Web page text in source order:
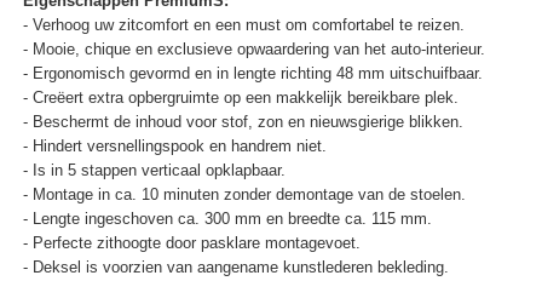
- Verhoog uw zitcomfort en een must om comfortabel te reizen.
- Mooie, chique en exclusieve opwaardering van het auto-interieur.
- Ergonomisch gevormd en in lengte richting 48 mm uitschuifbaar.
- Creëert extra opbergruimte op een makkelijk bereikbare plek.
- Beschermt de inhoud voor stof, zon en nieuwsgierige blikken.
- Hindert versnellingspook en handrem niet.
- Is in 5 stappen verticaal opklapbaar.
- Montage in ca. 10 minuten zonder demontage van de stoelen.
- Lengte ingeschoven ca. 300 mm en breedte ca. 115 mm.
- Perfecte zithoogte door pasklare montagevoet.
- Deksel is voorzien van aangename kunstlederen bekleding.